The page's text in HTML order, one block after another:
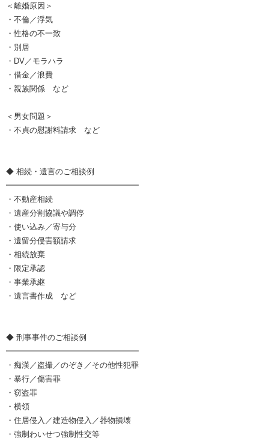
＜離婚原因＞
・不倫／浮気
・性格の不一致
・別居
・DV／モラハラ
・借金／浪費
・親族関係 など
＜男女問題＞
・不貞の慰謝料請求 など
◆ 相続・遺言のご相談例
━━━━━━━━━━━━━━━━━
・不動産相続
・遺産分割協議や調停
・使い込み／寄与分
・遺留分侵害額請求
・相続放棄
・限定承認
・事業承継
・遺言書作成 など
◆ 刑事事件のご相談例
━━━━━━━━━━━━━━━━━
・痴漢／盗撮／のぞき／その他性犯罪
・暴行／傷害罪
・窃盗罪
・横領
・住居侵入／建造物侵入／器物損壊
・強制わいせつ強制性交等